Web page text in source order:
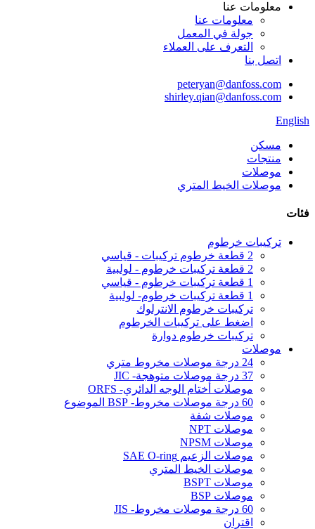
معلومات عنا
معلومات عنا
جولة في المعمل
التعرف على العملاء
اتصل بنا
peteryan@danfoss.com
shirley.qian@danfoss.com
English
مسكن
منتجات
موصلات
موصلات الخيط المتري
فئات
تركيبات خرطوم
2 قطعة خرطوم تركيبات - قياسي
2 قطعة تركيبات خرطوم - لولبية
1 قطعة تركيبات خرطوم - قياسي
1 قطعة تركيبات خرطوم- لولبية
تركيبات خرطوم الانترلوك
اضغط على تركيبات الخرطوم
تركيبات خرطوم دوارة
موصلات
24 درجة موصلات مخروط متري
37 درجة موصلات متوهجة- JIC
موصلات أختام الوجه الدائري- ORFS
60 درجة موصلات مخروط- BSP الموضوع
موصلات شفة
موصلات NPT
موصلات NPSM
موصلات الزعيم SAE O-ring
موصلات الخيط المتري
موصلات BSPT
موصلات BSP
60 درجة موصلات مخروط- JIS
اقتران